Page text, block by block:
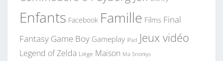
Enfants Facebook Famille Films Final
Fantasy Game Boy Gameplay iPad Jeux vidéo
Legend of Zelda Liège Maison Ma Snorkys